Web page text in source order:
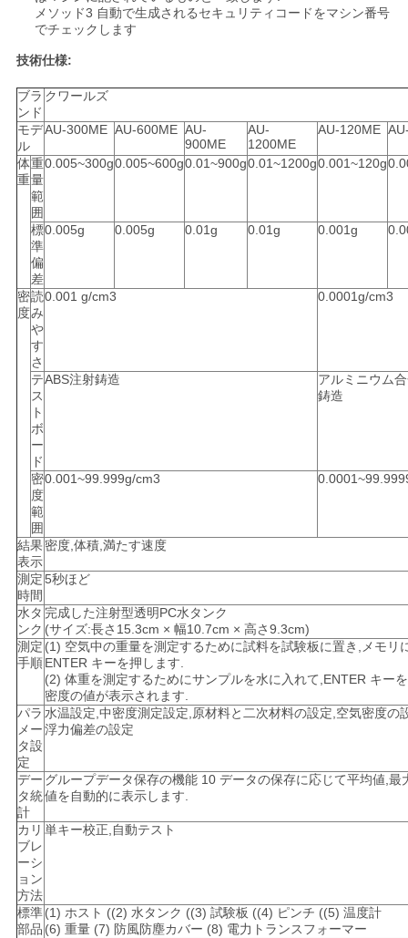
メソッド3 自動で生成されるセキュリティコードをマシン番号
でチェックします
技術仕様:
ブラ
ンド
クワールズ
モデ
ル
AU-300ME AU-600ME AU-
900ME
AU-
1200ME
AU-120ME
体
重
重
量
範
囲
0.005~300g0.005~600g0.01~900g0.01~1200g0.001~120g
標
準
偏
差
0.005g 0.005g 0.01g 0.01g 0.001g
密
度
読
み
や
す
さ
0.001 g/cm3 0.0001g/cm3
テ
ス
ト
ボ
ー
ド
ABS注射鋳造
アルミニウム
鋳造
密
度
範
囲
0.001~99.999g/cm3
結果
表示
密度,体積,満たす速度
測定
時間
5秒ほど
水タ
ンク
完成した注射型透明PC水タンク
(サイズ:長さ15.3cm × 幅10.7cm × 高さ9.3cm)
測定
手順
(1) 空気中の重量を測定するために試料を試験板に置き,メモリ
ENTER キーを押します.
(2) 体重を測定するためにサンプルを水に入れて,ENTER キー
密度の値が表示されます.
パラ
メー
タ設
定
水温設定,中密度測定設定,原材料と二次材料の設定,空気密度の
浮力偏差の設定
デー
タ統
計
グループデータ保存の機能 10 データの保存に応じて平均値,最
値を自動的に表示します.
カリ
ブレ
ーシ
ョン
方法
単キー校正,自動テスト
標準
部品
(1) ホスト ((2) 水タンク ((3) 試験板 ((4) ピンチ ((5) 温度計
(6) 重量 (7) 防風防塵カバー (8) 電力トランスフォーマー